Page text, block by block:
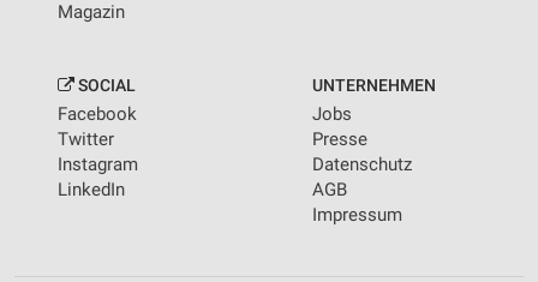
Magazin
SOCIAL
Facebook
Twitter
Instagram
LinkedIn
UNTERNEHMEN
Jobs
Presse
Datenschutz
AGB
Impressum
Quellen
Entwicklung und Verbesserung der Angebote
Verwendung reduzierter Daten zur Auswahl von
Inhalten